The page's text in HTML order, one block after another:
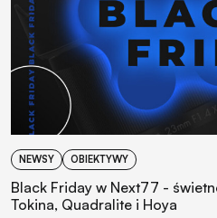
NEWSY OBIEKTYWY
Black Friday w Next77 -
Tokina, Quadralite i Hoya